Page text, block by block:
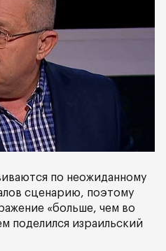
по неожиданному
сценарию, поэтому
«больше, чем во
поделился израильский